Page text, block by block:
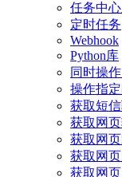
任务中
定时任务
Webhook
Python库
同时操
操作指
获取短
获取网
获取网
获取网
获取网